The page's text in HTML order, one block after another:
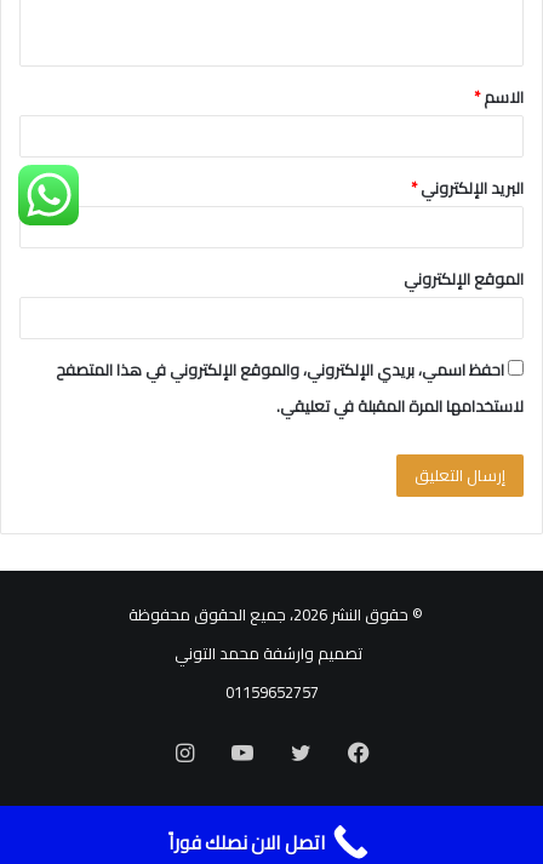
ق
*
الاسم*
البريد الإلكتروني*
الموقع الإلكتروني
احفظ اسمي، بريدي الإلكتروني، والموقع الإلكتروني في هذا المتصفح
لاستخدامها المرة المقبلة في تعليقي.
© حقوق النشر 2026، جميع الحقوق محفوظة
تصميم وارشفة محمد التوني
01159652757
فيسبوك يوتيوبانستقرام
اتصل الان نصلك فوراً